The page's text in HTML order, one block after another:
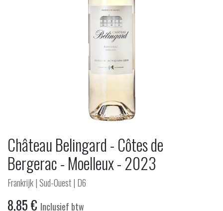
Château Belingard - Côtes de
Bergerac - Moelleux - 2023
Frankrijk | Sud-Ouest | D6
8,85€ Inclusief btw